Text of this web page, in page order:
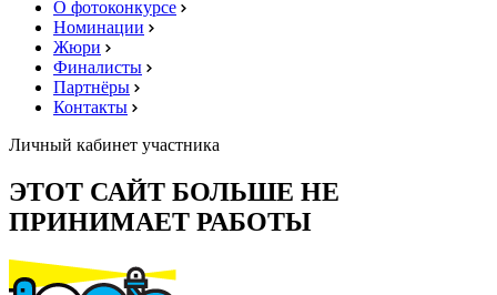
О фотоконкурсе
Номинации
Жюри
Финалисты
Партнёры
Контакты
Личный кабинет участника
ЭТОТ САЙТ БОЛЬШЕ НЕ
ПРИНИМАЕТ РАБОТЫ